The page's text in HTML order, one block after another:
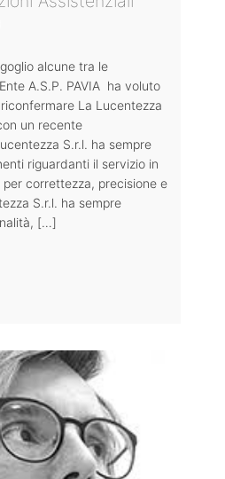
alcune tra le
A.S.P. PAVIA ha voluto
La Lucentezza
un recente
S.r.l. ha sempre
riguardanti il servizio in
correttezza, precisione e
S.r.l. ha sempre
[…]